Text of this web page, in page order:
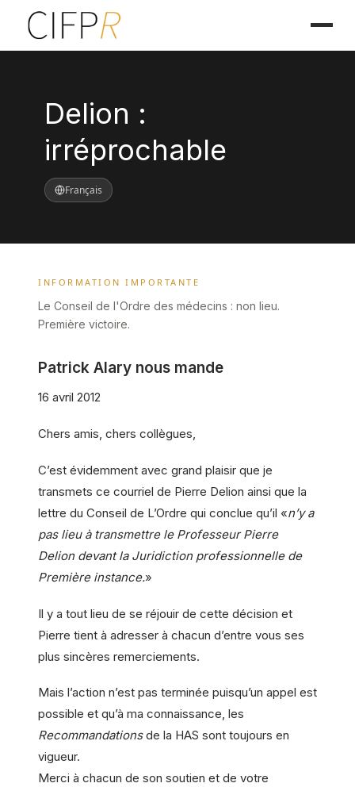
Delion :
irréprochable
Français
INFORMATION IMPORTANTE
Le Conseil de l'Ordre des médecins : non lieu.
Première victoire.
Patrick Alary nous mande
16 avril 2012
Chers amis, chers collègues,
C’est évidemment avec grand plaisir que je
transmets ce courriel de Pierre Delion ainsi que la
lettre du Conseil de L’Ordre qui conclue qu’il «n’y a
pas lieu à transmettre le Professeur Pierre
Delion devant la Juridiction professionnelle de
Première instance.»
Il y a tout lieu de se réjouir de cette décision et
Pierre tient à adresser à chacun d’entre vous ses
plus sincères remerciements.
Mais l’action n’est pas terminée puisqu’un appel est
possible et qu’à ma connaissance, les
Recommandationsde la HAS sont toujours en
vigueur.
Merci à chacun de son soutien et de votre